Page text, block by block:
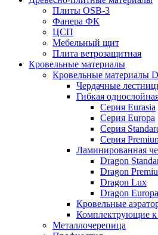
Плиты OSB-3
Фанера ФК
ЦСП
Мебельный щит
Плита ветрозащитная
Кровельные материалы
Кровельные материалы
Чердачные
Гибкая
Серия Eurasia
Серия Europa
Серия
Серия
Ламинированная
Dragon
Dragon
Dragon Lux
Dragon Europa
Кровельные
Комплектрующие к
Металлочерепица